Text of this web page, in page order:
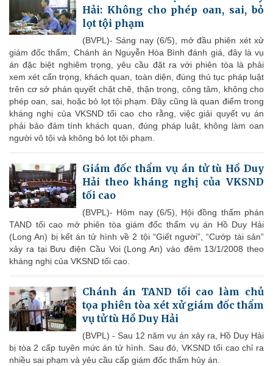
Hải: Không cho phép oan, sai, bỏ
lọt tội phạm
(BVPL)- Sáng nay (6/5), mở đầu phiên xét xử
giám đốc thẩm, Chánh án Nguyễn Hòa Bình đánh giá, đây là vụ
án đặc biệt nghiêm trọng, yêu cầu đặt ra với phiên tòa là phải
xem xét cẩn trọng, khách quan, toàn diện, đúng thủ tục pháp luật
trên cơ sở phán quyết chặt chẽ, thận trọng, công tâm, không cho
phép oan, sai, hoặc bỏ lọt tội phạm. Đây cũng là quan điểm trong
kháng nghị của VKSND tối cao cho rằng, việc giải quyết vụ án
phải bảo đảm tính khách quan, đúng pháp luật, không làm oan
người vô tội và không bỏ lọt tội phạm.
Giám đốc thẩm vụ án tử tù Hồ Duy
Hải theo kháng nghị của VKSND
tối cao
(BVPL)- Hôm nay (6/5), Hội đồng thẩm phán
TAND tối cao mở phiên tòa giám đốc thẩm vụ án Hồ Duy Hải
(Long An) bị kết án tử hình về 2 tội “Giết người”, “Cướp tài sản”
xảy ra tại Bưu điện Cầu Voi (Long An) vào đêm 13/1/2008 theo
kháng nghị của VKSND tối cao.
Chánh án TAND tối cao làm chủ
tọa phiên tòa xét xử giám đốc thẩm
vụ tử tù Hồ Duy Hải
(BVPL) - Sau 12 năm vụ án xảy ra, Hồ Duy Hải
bị tòa 2 cấp tuyên mức án tử hình. Sau đó, VKSND tối cao chỉ ra
nhiều sai phạm và yêu cầu cấp giám đốc thẩm hủy án.